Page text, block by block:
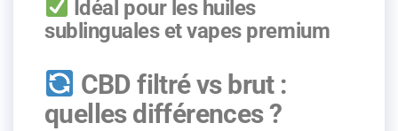
Idéal pour les huiles
sublinguales et vapes premium
CBD filtré vs brut :
quelles différences ?